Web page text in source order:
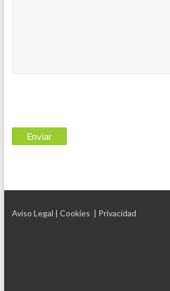
Aviso Legal | Cookies | Privacidad